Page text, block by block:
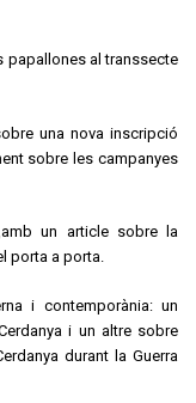
papallones al transsecte
una nova inscripció
sobre les campanyes
un article sobre la
porta a porta.
i contemporània: un
i un altre sobre
durant la Guerra